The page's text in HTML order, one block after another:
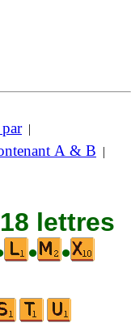
|
A & B |
lettres
• •